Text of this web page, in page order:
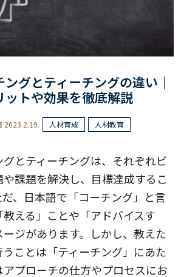
グとティーチングの違い｜
ットや効果を徹底解説
2023.2.19. 人材育成 人材教育
とティーチングは、それぞれビ
課題を解決し、目標達成するこ
、日本語で「コーチング」と言
える」ことや「アドバイスす
ジがあります。しかし、教えた
ことは「ティーチング」にあた
プローチの仕方やプロセスにお